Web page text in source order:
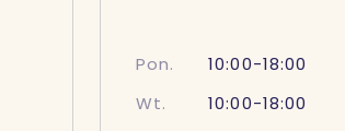
Pon.
10:00-18:00
Wt.
10:00-18:00